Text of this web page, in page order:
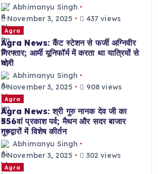
Abhimanyu Singh
November 3, 2025
437 views
Agra
Agra News: कैंट स्टेशन से फर्जी अग्निवीर
गिरफ्तार; आर्मी यूनिफॉर्म में करता था यात्रियों से
चोरी
Abhimanyu Singh
November 3, 2025
908 views
Agra
Agra News: श्री गुरु नानक देव जी का
556वां प्रकाश पर्व; मैथन और सदर बाजार
गुरुद्वारों में विशेष कीर्तन
Abhimanyu Singh
November 3, 2025
302 views
Agra